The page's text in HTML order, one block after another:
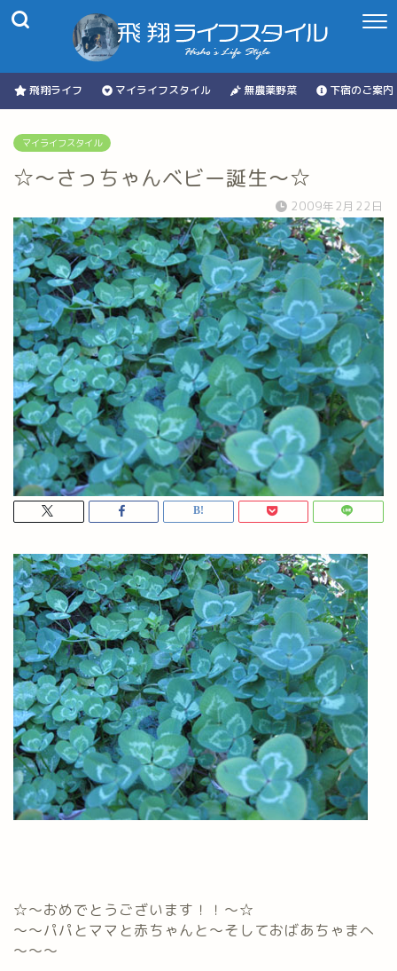
飛翔ライフ マイライフスタイル 無農薬野菜 下宿のご案内
マイライフスタイル
☆～さっちゃんベビー誕生～☆
2009年2月22日
☆～おめでとうございます！！～☆
～～パパとママと赤ちゃんと～そしておばあちゃまへ
～～～